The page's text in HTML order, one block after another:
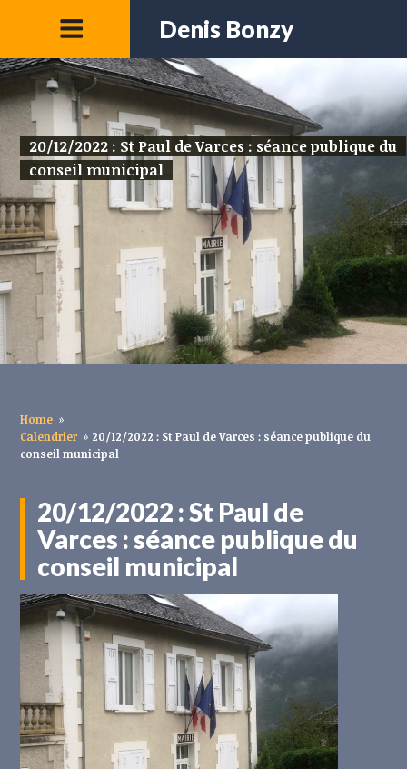
Denis Bonzy
20/12/2022 : St Paul de Varces : séance publique du
conseil municipal
Home »
Calendrier » 20/12/2022 : St Paul de Varces : séance publique du
conseil municipal
20/12/2022 : St Paul de
Varces : séance publique du
conseil municipal